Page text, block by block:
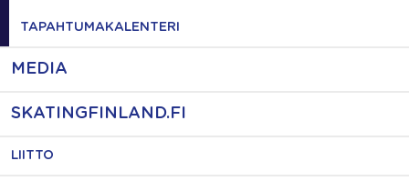
TAPAHTUMAKALENTERI
MEDIA
SKATINGFINLAND.FI
LIITTO